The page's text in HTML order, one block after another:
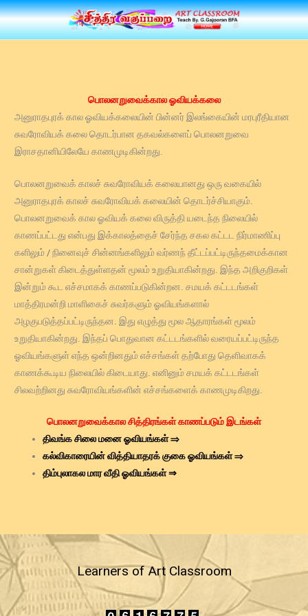
Skip
to
content
பொலனறுவைக்கால ஓவியக்கலை
அனுராதபுரக் கால ஓவியக்கலையின் பின்னர் இலங்கையின் மரபுரீதியான
சுவரோவியக் கலை தொடர்பான தகவல்களைப் பொலனறுவை
இராசதானியிலேயே காணமுடிகின்றது.
பொலனறுவைக் காலச் சுவரோவியக் கலையானது ஒரு வகையில்
அனுராதபுரக் காலச் சுவரோவியக் கலையின் தொடர்ச்சியாகும்.
பொலனறுவைக் கால ஓவியக் கலை விருத்தி யடைந்த நிலையில்
காணப்பட்டது என்பது இக்காலத்தைச் சேர்ந்த சகல கட்டட நிர்மாணிப்பு
களிலும் / நினைவுச் சின்னங்களிலும் வர்ணந் தீட்டப்பட்டிருந்தமைக்கான
சான்றுகள் கிடைத்துள்ளதன் மூலம் உறுதியாகின்றது. இந்த அறிகுறிகள்
இன்றும் கூட எச்சமாகக் காணப்படுகின்றன. சமயக் கட்டடங்கள்
மாத்திரமன்றி மாளிகைச் சுவர்களும் ஓவியங்களால்
அழகுபடுத்தப்பட்டிருந்தன. இது எழுத்து மூல ஆதாரங்கள் மூலம்
உறுதியாகின்றது. இந்தப் பொதுவான கட்டடங்களில் வரையப்பட்டிருந்த
ஓவியங்களுள் எந்த ஒன்றினதும் எச்சங்கள் தற்போது தெளிவாகக்
காணக்கூடிய நிலையில் கிடையாது. எனினும் சமயக் கட்டடங்கள்
சிலவற்றினது சுவரோவியங்களின் எச்சங்களைக் காணமுடிகிறது.
பொலனறுவைக்காலசித்திரங்கள் காணப்படும் இடங்கள்
திவங்க சிலை மனை ஓவியங்கள் ⇒
கல்விகாரையின் வித்தியாதரக் குகை ஓவியங்கள் ⇒
திம்புலாகல மார வீதி ஓவியங்கள்⇒
Learners of Art Classroom